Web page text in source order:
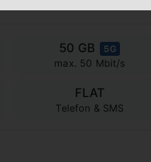
50 GB 5G
max. 50 Mbit/s
FLAT
Telefon & SMS